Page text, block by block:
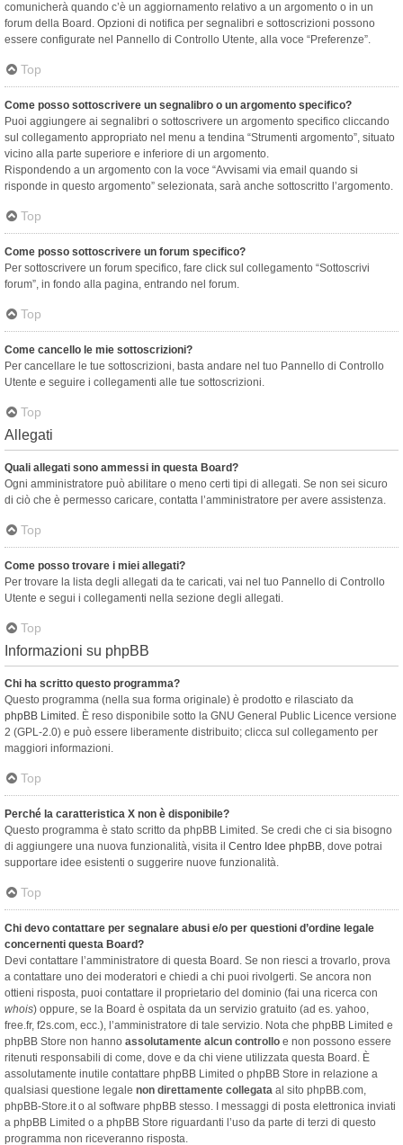
comunicherà quando c’è un aggiornamento relativo a un argomento o in un
forum della Board. Opzioni di notifica per segnalibri e sottoscrizioni possono
essere configurate nel Pannello di Controllo Utente, alla voce “Preferenze”.
Top
Come posso sottoscrivere un segnalibro o un argomento specifico?
Puoi aggiungere ai segnalibri o sottoscrivere un argomento specifico cliccando
sul collegamento appropriato nel menu a tendina “Strumenti argomento”, situato
vicino alla parte superiore e inferiore di un argomento.
Rispondendo a un argomento con la voce “Avvisami via email quando si
risponde in questo argomento” selezionata, sarà anche sottoscritto l’argomento.
Top
Come posso sottoscrivere un forum specifico?
Per sottoscrivere un forum specifico, fare click sul collegamento “Sottoscrivi
forum”, in fondo alla pagina, entrando nel forum.
Top
Come cancello le mie sottoscrizioni?
Per cancellare le tue sottoscrizioni, basta andare nel tuo Pannello di Controllo
Utente e seguire i collegamenti alle tue sottoscrizioni.
Top
Allegati
Quali allegati sono ammessi in questa Board?
Ogni amministratore può abilitare o meno certi tipi di allegati. Se non sei sicuro
di ciò che è permesso caricare, contatta l’amministratore per avere assistenza.
Top
Come posso trovare i miei allegati?
Per trovare la lista degli allegati da te caricati, vai nel tuo Pannello di Controllo
Utente e segui i collegamenti nella sezione degli allegati.
Top
Informazioni su phpBB
Chi ha scritto questo programma?
Questo programma (nella sua forma originale) è prodotto e rilasciato da
phpBB Limited . È reso disponibile sotto la GNU General Public Licence versione
2 (GPL-2.0) e può essere liberamente distribuito; clicca sul collegamento per
maggiori informazioni.
Top
Perché la caratteristica X non è disponibile?
Questo programma è stato scritto da phpBB Limited. Se credi che ci sia bisogno
di aggiungere una nuova funzionalità, visita il Centro Idee phpBB, dove potrai
supportare idee esistenti o suggerire nuove funzionalità.
Top
Chi devo contattare per segnalare abusi e/o per questioni d’ordine legale
concernenti questa Board?
Devi contattare l’amministratore di questa Board. Se non riesci a trovarlo, prova
a contattare uno dei moderatori e chiedi a chi puoi rivolgerti. Se ancora non
ottieni risposta, puoi contattare il proprietario del dominio (fai una ricerca con
whois) oppure, se la Board è ospitata da un servizio gratuito (ad es. yahoo,
free.fr, f2s.com, ecc.), l’amministratore di tale servizio. Nota che phpBB Limited e
phpBB Store non hanno assolutamente alcun controllo e non possono essere
ritenuti responsabili di come, dove e da chi viene utilizzata questa Board. È
assolutamente inutile contattare phpBB Limited o phpBB Store in relazione a
qualsiasi questione legale non direttamente collegata al sito phpBB.com,
phpBB-Store.it o al software phpBB stesso. I messaggi di posta elettronica inviati
a phpBB Limited o a phpBB Store riguardanti l’uso da parte di terzi di questo
programma non riceveranno risposta.